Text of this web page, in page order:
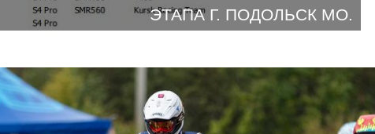
ЭТАПА Г. ПОДОЛЬСК МО.